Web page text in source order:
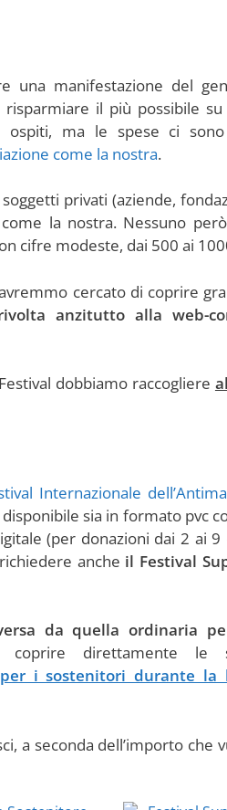
una manifestazione del
il più possibile
ospiti, ma le spese ci
come la nostra.
privati (aziende,
la nostra. Nessuno
cifre modeste, dai 500 ai
cercato di coprire
anzitutto alla web-
dobbiamo raccogliere
Internazionale
disponibile sia in formato pvc
(per donazioni dai 2 ai 9
anche il Festival
da quella ordinaria
direttamente le
i sostenitori durante la
a seconda dell’importo che